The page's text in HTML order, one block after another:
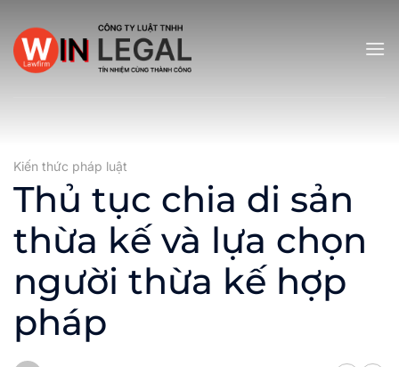
qua
nội
dung
Kiến thức pháp luật
Thủ tục chia di sản
thừa kế và lựa chọn
người thừa kế hợp
pháp